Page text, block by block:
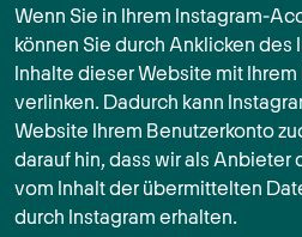
Wenn Sie in Ihrem Instagram-
können Sie durch Anklicken
Inhalte dieser Website mit
verlinken. Dadurch kann
Website Ihrem Benutzerkonto
darauf hin, dass wir als Anbieter
vom Inhalt der übermittelten
durch Instagram erhalten.